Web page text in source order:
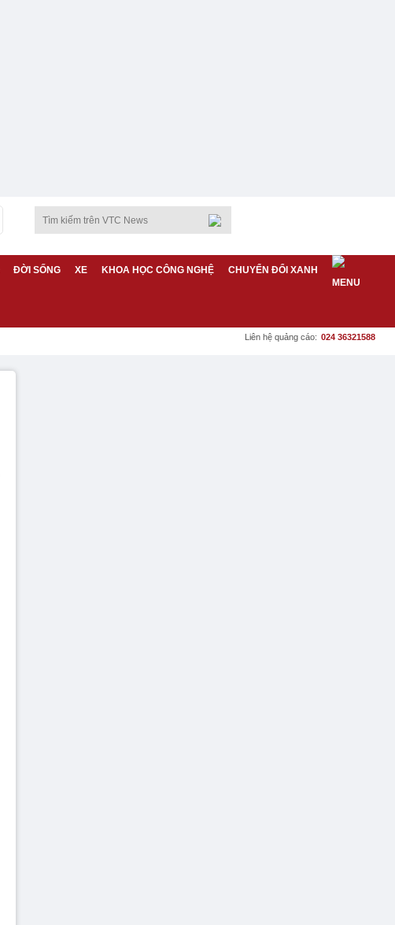
ĐỜI SỐNG XE KHOA HỌC CÔNG NGHỆ CHUYỂN ĐỔI XANH
Liên hệ quảng cáo: 024 36321588